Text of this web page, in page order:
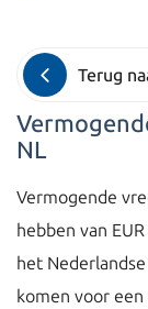
Terug
NL
Vermogende
hebben van
het
komen voor